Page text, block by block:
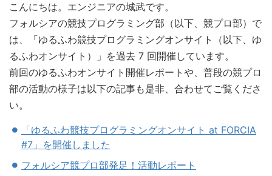
こんにちは。エンジニアの城武です。
フォルシアの競技プログラミング部（以下、競プロ部）で
は、「ゆるふわ競技プログラミングオンサイト（以下、ゆ
るふわオンサイト）」を過去 7 回開催しています。
前回のゆるふわオンサイト開催レポートや、普段の競プロ
部の活動の様子は以下の記事も是非、合わせてご覧くださ
い。
「ゆるふわ競技プログラミングオンサイト at FORCIA
#7」を開催しました
フォルシア競プロ部発足！活動レポート